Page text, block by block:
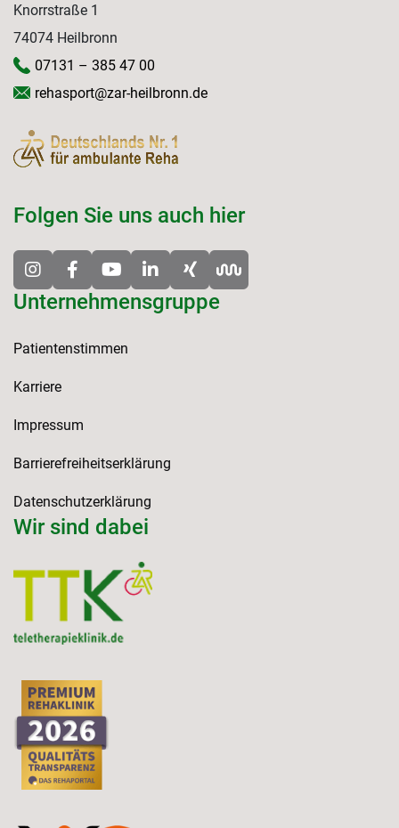
Unternehmensgruppe
Patientenstimmen
Karriere
Impressum
Barrierefreiheitserklärung
Datenschutzerklärung
Knorrstraße 1
74074 Heilbronn
07131 – 385 47 00
rehasport@zar-heilbronn.de
Folgen Sie uns auch hier
Wir sind dabei